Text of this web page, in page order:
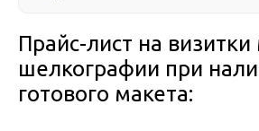
Прайс-лист на
шелкографии при
готового макета: